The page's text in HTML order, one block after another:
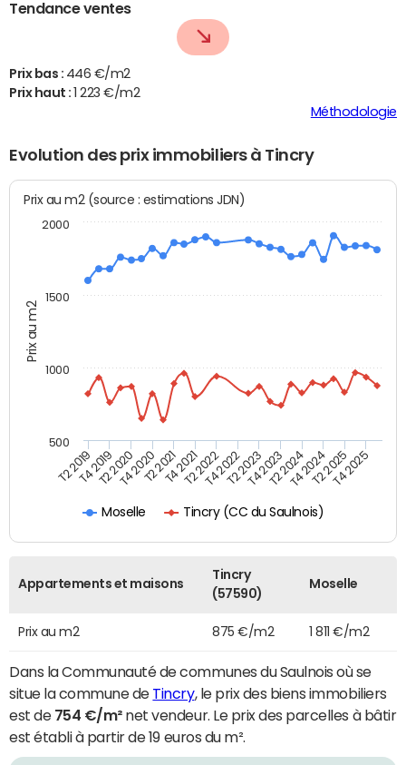
Tendance ventes
Prix bas : 446 €/m2
Prix haut :
1 223 €/m2
Méthodologie
Evolution des prix immobiliers à Tincry
Prix au m2
Prix au m2 (source : estimations JDN)
Moselle Tincry (CC du Saulnois)
T2 2019T4 2019T2 2020T4 2020T2 2021T4 2021T2 2022T4 2022T2 2023T4 2023T2 2024T4 2024T2 2025T4 2025
500
1000
1500
2000
Appartements et maisons
Tincry
(57590)
Moselle
Prix au m2 875 €/m2 1 811 €/m2
Dans la Communauté de communes du Saulnois où se
situe la commune de Tincry, le prix des biens immobiliers
est de 754 €/m²net vendeur. Le prix des parcelles à bâtir
est établi à partir de 19 euros du m².